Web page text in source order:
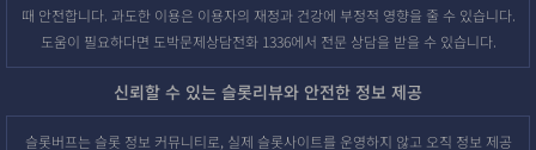
때 안전합니다. 과도한 이용은 이용자의 재정과 건강에 부정적 영향을 줄 수 있습니다.
도움이 필요하다면 도박문제상담전화 1336에서 전문 상담을 받을 수 있습니다.
신뢰할 수 있는 슬롯리뷰와 안전한 정보 제공
슬롯버프는 슬롯 정보 커뮤니티로, 실제 슬롯사이트를 운영하지 않고 오직 정보 제공